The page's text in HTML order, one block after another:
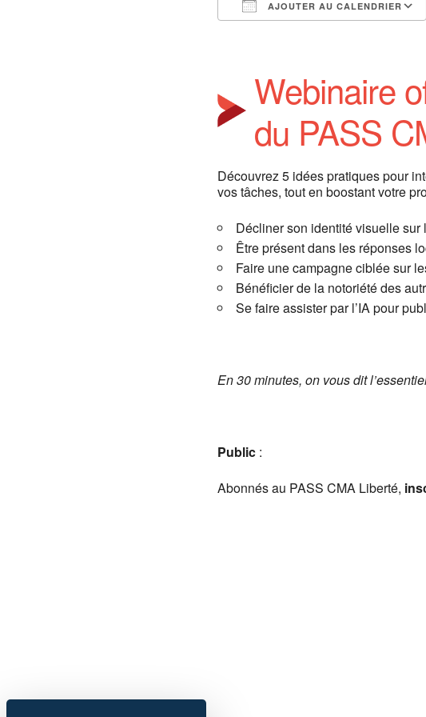
AJOUTER AU CALENDRIER
Webinaire
du PASS
Découvrez 5 idées pratiques pour
vos tâches, tout en boostant votre
Décliner son identité visuelle
Être présent dans les réponses
Faire une campagne ciblée sur
Bénéficier de la notoriété des
Se faire assister par l’IA pour
En 30 minutes, on vous dit
Public :
Abonnés au PASS CMA Liberté,